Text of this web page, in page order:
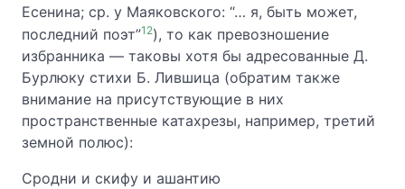
Есенина; ср. у Маяковского: “… я, быть может,
последний поэт”12), то как превозношение
избранника — таковы хотя бы адресованные Д.
Бурлюку стихи Б. Лившица (обратим также
внимание на присутствующие в них
пространственные катахрезы, например, третий
земной полюс):
Сродни и скифу и ашантию